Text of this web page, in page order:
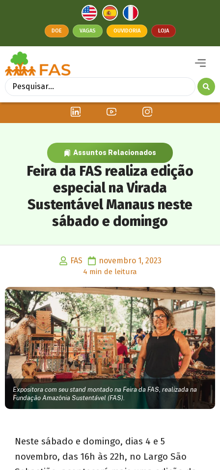
DOE VAGAS OUVIDORIA LOJA
Assuntos Relacionados
Feira da FAS realiza edição
especial na Virada
Sustentável Manaus neste
sábado e domingo
FAS novembro 1, 2023
4 min de leitura
Expositora com seu stand montado na Feira da FAS, realizada na
Fundação Amazônia Sustentável (FAS).
Neste sábado e domingo, dias 4 e 5
novembro, das 16h às 22h, no Largo São